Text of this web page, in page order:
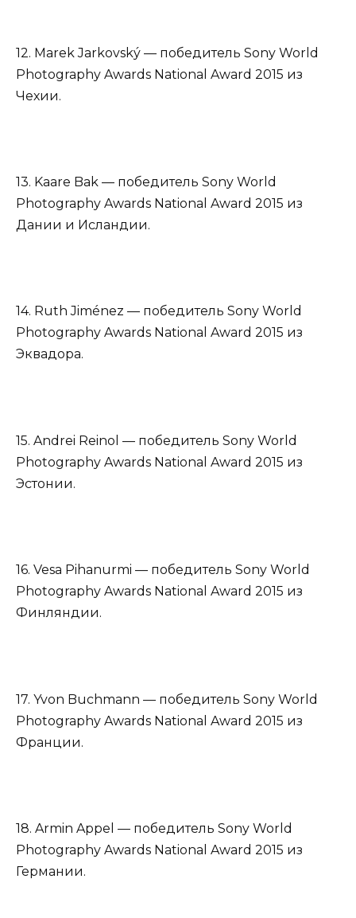
12. Marek Jarkovský — победитель Sony World
Photography Awards National Award 2015 из
Чехии.
13. Kaare Bak — победитель Sony World
Photography Awards National Award 2015 из
Дании и Исландии.
14. Ruth Jiménez — победитель Sony World
Photography Awards National Award 2015 из
Эквадора.
15. Andrei Reinol — победитель Sony World
Photography Awards National Award 2015 из
Эстонии.
16. Vesa Pihanurmi — победитель Sony World
Photography Awards National Award 2015 из
Финляндии.
17. Yvon Buchmann — победитель Sony World
Photography Awards National Award 2015 из
Франции.
18. Armin Appel — победитель Sony World
Photography Awards National Award 2015 из
Германии.